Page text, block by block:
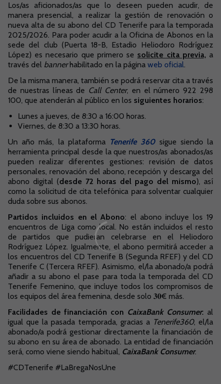
Los/as aficionados/as que lo deseen pueden acudir, de
manera presencial, a realizar la gestión de renovación o
nueva alta de su abono del CD Tenerife para la temporada
2025/2026. Para poder acudir a la Oficina de Abonos en la
sede del club (Puerta 18-B, Estadio Heliodoro Rodríguez
López) es necesario que primero se solicite cita previa, a
través del bannerhabilitado en la página web oficial.
De la misma manera, también se podrá reservar cita a través
de nuestras líneas de Call Center, en el número 922 298
100, que atenderán al público en los siguientes horarios:
Lunes a jueves, de 8:30 a 16:00 horas.
Viernes, de 8:30 a 13:30 horas.
Un año más, la plataforma Tenerife 360sigue siendo la
herramienta principal desde la que nuestros/as abonados/as
pueden realizar diferentes gestiones: revisión de datos
personales, renovación del abono, recepción y descarga del
abono digital (desde 72 horas del pago del mismo), así
como la solicitud de cita telefónica para solventar cualquier
duda sobre sus abonos.
Partidos incluidos en el Abono: el abono incluye los 19
encuentros de Liga como local. No están incluidos el resto
de partidos que pudieran celebrarse en el Heliodoro
Rodríguez López. Igualmente, el abono permitirá acceder a
los encuentros del CD Tenerife B (Segunda RFEF) y del CD
Tenerife C (Tercera RFEF). Asimismo, el/la abonado/a podrá
añadir a su abono el pase para toda la temporada del CD
Tenerife Femenino, que incluye todos los compromisos de
los equipos del área femenina, desde solo 𝟑𝟎€ más.
Facilidades de financiación con CaixaBank Consumer: al
igual que la pasada temporada, gracias a Tenerife360, el/la
abonado/a podrá gestionar directamente la financiación de
su abono en su área de abonado. La entidad de financiación
será, como viene siendo habitual, CaixaBank Consumer.
#CDTenerife #LaBregaNosUne